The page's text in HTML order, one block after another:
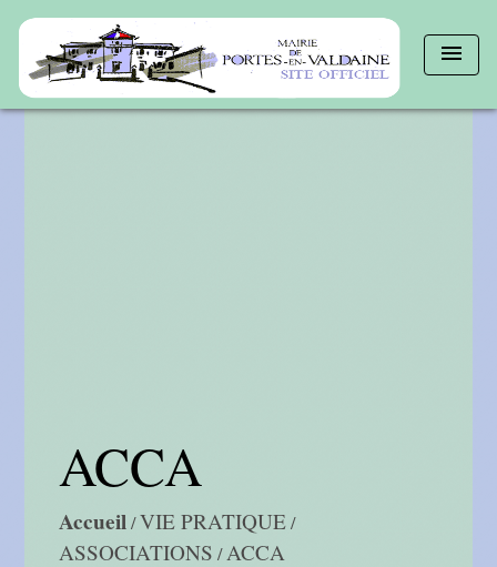
menu
ACCA
Accueil/VIE PRATIQUE/
ASSOCIATIONS /ACCA